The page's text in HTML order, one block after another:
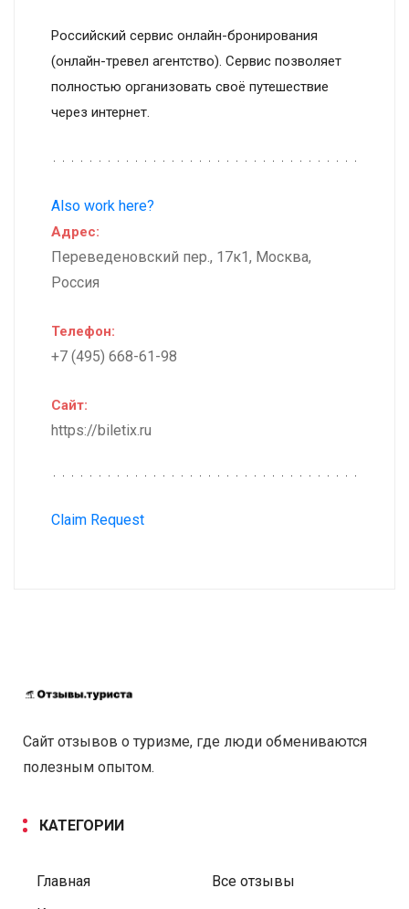
Российский сервис онлайн-бронирования
(онлайн-тревел агентство). Сервис позволяет
полностью организовать своё путешествие
через интернет.
Also work here?
Адрес:
Переведеновский пер., 17к1, Москва,
Россия
Телефон:
+7 (495) 668-61-98
Сайт:
https://biletix.ru
Claim Request
Сайт отзывов о туризме, где люди обмениваются
полезным опытом.
КАТЕГОРИИ
Главная
Все отзывы